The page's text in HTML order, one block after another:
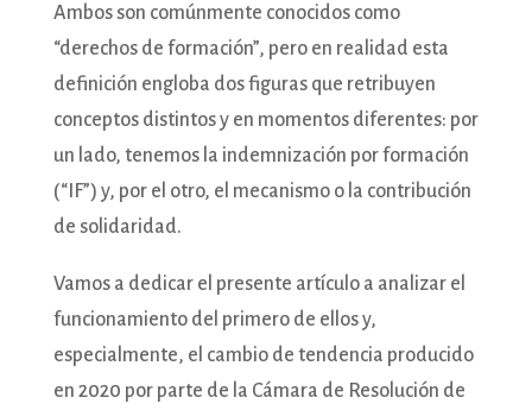
Ambos son comúnmente conocidos como
“derechos de formación”, pero en realidad esta
definición engloba dos figuras que retribuyen
conceptos distintos y en momentos diferentes: por
un lado, tenemos la indemnización por formación
(“IF”) y, por el otro, el mecanismo o la contribución
de solidaridad.
Vamos a dedicar el presente artículo a analizar el
funcionamiento del primero de ellos y,
especialmente, el cambio de tendencia producido
en 2020 por parte de la Cámara de Resolución de